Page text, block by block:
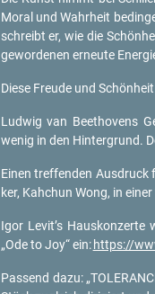
Moral und Wahr­heit
schreibt er, wie die
ge­wor­de­nen er­neu­te
Diese Freu­de und
Lud­wig van Beet­ho­vens
wenig in den Hin­ter­grund.
Einen tref­fen­den Aus­druck
ker, Kah­chun Wong, in
Igor Levit’s
„Ode to Joy“ ein: https://​
Pas­send dazu: